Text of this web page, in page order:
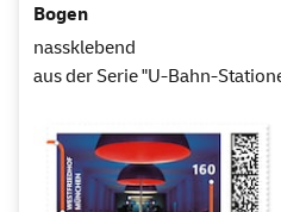
Bogen
nassklebend
aus der Serie "U-Bahn-